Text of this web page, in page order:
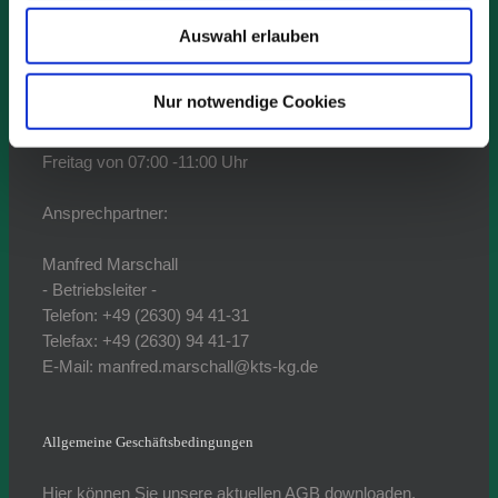
Auswahl erlauben
Nur notwendige Cookies
Rheinau 39
56218 Mülheim-Kärlich / Urmitz/Bhf.
Montag bis Donnerstag
von 07:00 -15:00 Uhr
Freitag von 07:00 -11:00 Uhr
Ansprechpartner:
Manfred Marschall
- Betriebsleiter -
Telefon: +49 (2630) 94 41-31
Telefax: +49 (2630) 94 41-17
E-Mail: manfred.marschall@kts-kg.de
Allgemeine Geschäftsbedingungen
Hier können Sie unsere aktuellen AGB downloaden.